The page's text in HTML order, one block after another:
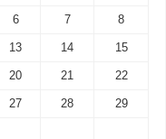
6 7 8
13 14 15
20 21 22
27 28 29